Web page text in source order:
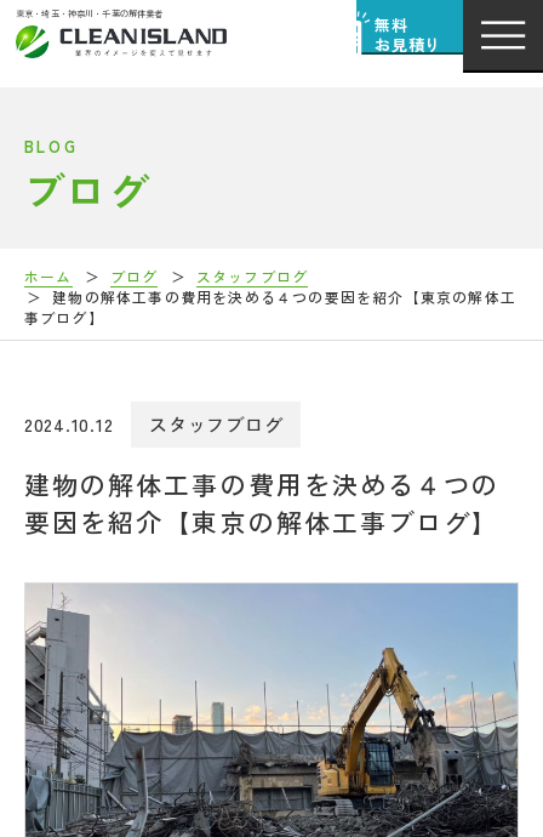
東京・埼玉・神奈川・千葉の解体業者
無料
お見積り
BLOG
ブログ
ホーム ブログ
スタッフブログ
建物の解体工事の費用を決める４つの要因を紹介【東京の解体工
事ブログ】
2024.10.12 スタッフブログ
建物の解体工事の費用を決める４つの
要因を紹介【東京の解体工事ブログ】